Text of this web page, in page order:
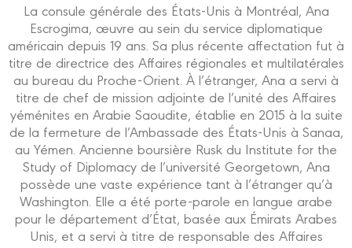
La consule générale des États-Unis à Montréal, Ana
Escrogima, œuvre au sein du service diplomatique
américain depuis 19 ans. Sa plus récente affectation fut à
titre de directrice des Affaires régionales et multilatérales
au bureau du Proche-Orient. À l’étranger, Ana a servi à
titre de chef de mission adjointe de l’unité des Affaires
yéménites en Arabie Saoudite, établie en 2015 à la suite
de la fermeture de l’Ambassade des États-Unis à Sanaa,
au Yémen. Ancienne boursière Rusk du Institute for the
Study of Diplomacy de l’université Georgetown, Ana
possède une vaste expérience tant à l’étranger qu’à
Washington. Elle a été porte-parole en langue arabe
pour le département d’État, basée aux Émirats Arabes
Unis, et a servi à titre de responsable des Affaires